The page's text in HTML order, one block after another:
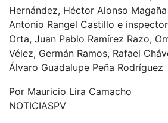
Hernández, Héctor Alonso
Antonio Rangel Castillo e
Orta, Juan Pablo Ramírez Razo,
Vélez, Germán Ramos, Rafael
Álvaro Guadalupe Peña Rodríguez
Por Mauricio Lira Camacho
NOTICIASPV